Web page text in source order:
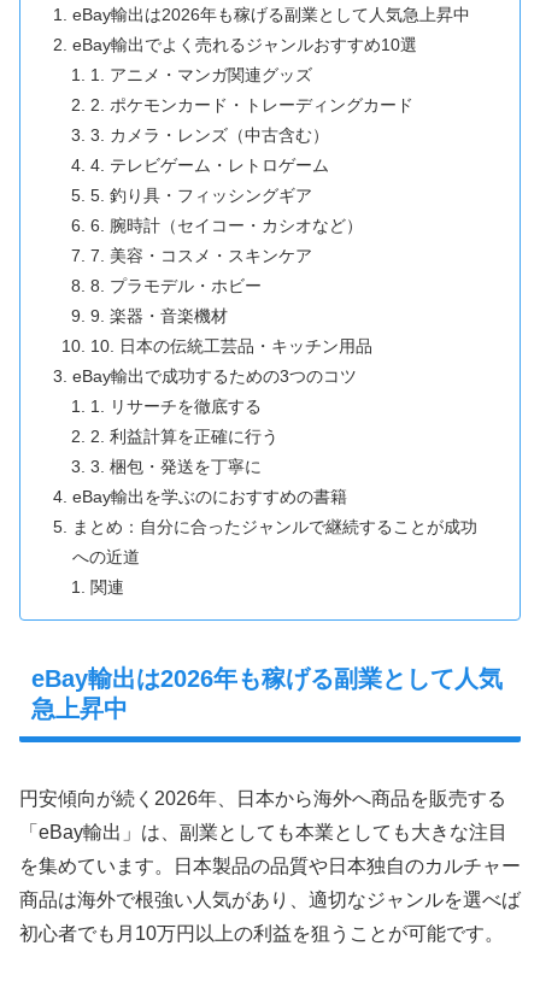
eBay輸出は2026年も稼げる副業として人気急上昇中
eBay輸出でよく売れるジャンルおすすめ10選
1. アニメ・マンガ関連グッズ
2. ポケモンカード・トレーディングカード
3. カメラ・レンズ（中古含む）
4. テレビゲーム・レトロゲーム
5. 釣り具・フィッシングギア
6. 腕時計（セイコー・カシオなど）
7. 美容・コスメ・スキンケア
8. プラモデル・ホビー
9. 楽器・音楽機材
10. 日本の伝統工芸品・キッチン用品
eBay輸出で成功するための3つのコツ
1. リサーチを徹底する
2. 利益計算を正確に行う
3. 梱包・発送を丁寧に
eBay輸出を学ぶのにおすすめの書籍
まとめ：自分に合ったジャンルで継続することが成功
への近道
関連
eBay輸出は2026年も稼げる副業として人気
急上昇中
円安傾向が続く2026年、日本から海外へ商品を販売する
「eBay輸出」は、副業としても本業としても大きな注目
を集めています。日本製品の品質や日本独自のカルチャー
商品は海外で根強い人気があり、適切なジャンルを選べば
初心者でも月10万円以上の利益を狙うことが可能です。